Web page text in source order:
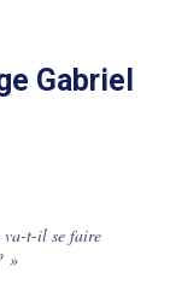
Gabriel
va-t-il se faire
»